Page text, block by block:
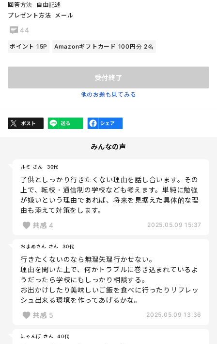
回答方法
自由記述
プレゼント方法
メール
44
ポイント 15P Amazonギフトカード 100円分 2名
受付終了
他のお題も見てみる
みんなの声
ルミ さん 30代
子供としっかり行きたくない理由を話し合います。その
上で、転校・通信制の学校なども考えます。単純に勉強
が嫌いという理由であれば、将来を見据えた具体的な理
由も添えて対策をします。
共感 4 2025.05.09 15:37
おまめさん さん 30代
行きたくないのなら無理矢理行かせない。
理由を聞いた上で、何かトラブルに巻き込まれているよ
うだったら学校にもしっかり相談する。
お出かけしたり美味しいご飯を食べに行ったりリフレッ
シュ出来る環境を作ってあげるかな。
共感 5 2025.05.09 13:36
にゃんぼ さん 40代